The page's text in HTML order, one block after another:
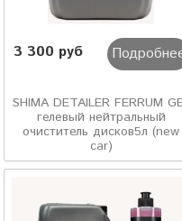
3 300 руб
SHIMA DETAILER FERRUM
гелевый нейтральный
очиститель дисков5л (new
car)